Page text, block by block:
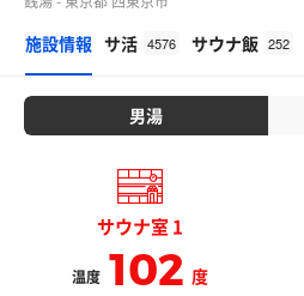
施設情報 サ活 4576 サウナ飯 252
男湯
サウナ室 1
温度 102度